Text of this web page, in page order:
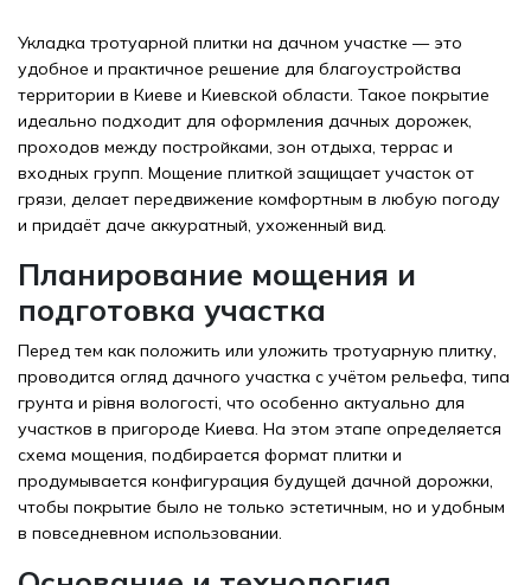
Укладка тротуарной плитки на дачном участке — это
удобное и практичное решение для благоустройства
территории в Киеве и Киевской области. Такое покрытие
идеально подходит для оформления дачных дорожек,
проходов между постройками, зон отдыха, террас и
входных групп. Мощение плиткой защищает участок от
грязи, делает передвижение комфортным в любую погоду
и придаёт даче аккуратный, ухоженный вид.
Планирование мощения и
подготовка участка
Перед тем как положить или уложить тротуарную плитку,
проводится огляд дачного участка с учётом рельефа, типа
грунта и рівня вологості, что особенно актуально для
участков в пригороде Киева. На этом этапе определяется
схема мощения, подбирается формат плитки и
продумывается конфигурация будущей дачной дорожки,
чтобы покрытие было не только эстетичным, но и удобным
в повседневном использовании.